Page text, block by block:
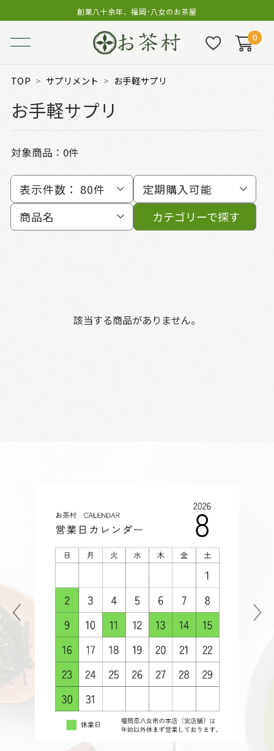
創業八十余年、福岡･八女のお茶屋
0
TOP サプリメント お手軽サプリ
お手軽サプリ
対象商品：0件
表示件数： 80件
定期購入可能
商品名
カテゴリーで探す
該当する商品がありません。